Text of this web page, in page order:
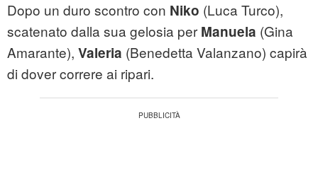
Dopo un duro scontro con Niko (Luca Turco),
scatenato dalla sua gelosia per Manuela (Gina
Amarante), Valeria (Benedetta Valanzano) capirà
di dover correre ai ripari.